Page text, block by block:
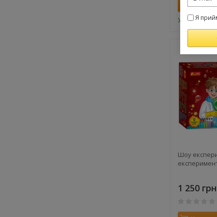
Купити
У наявності
Шоу
1 250
Я